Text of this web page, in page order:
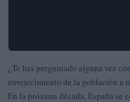
¿Te has preguntado alguna vez
envejecimiento de la población a
En la próxima década, España se